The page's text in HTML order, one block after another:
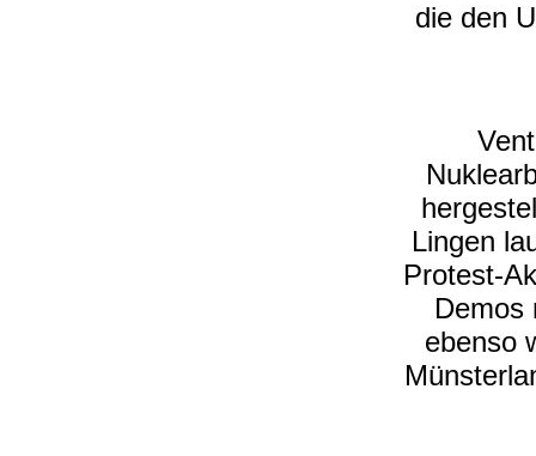
die den
Lingen
Protest-
Demos
ebenso